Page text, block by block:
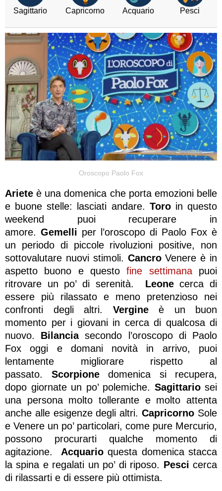
Sagittario Capricorno Acquario Pesci
Oroscopo Paolo Fox
Ariete è una domenica che porta emozioni belle
e buone stelle: lasciati andare. Toroin questo
weekend puoi recuperare in
amore. Gemelli per l’oroscopo di Paolo Fox è
un periodo di piccole rivoluzioni positive, non
sottovalutare nuovi stimoli. CancroVenere è in
aspetto buono e questofine settimanapuoi
ritrovare un po’ di serenità. Leonecerca di
essere più rilassato e meno pretenzioso nei
confronti degli altri. Vergineè un buon
momento per i giovani in cerca di qualcosa di
nuovo. Bilanciasecondo l’oroscopo di Paolo
Fox oggi e domani novità in arrivo, puoi
lentamente migliorare rispetto al
passato. Scorpionedomenica si recupera,
dopo giornate un po’ polemiche. Sagittariosei
una persona molto tollerante e molto attenta
anche alle esigenze degli altri.Capricorno Sole
e Venere un po’ particolari, come pure Mercurio,
possono procurarti qualche momento di
agitazione. Acquarioquesta domenica stacca
la spina e regalati un po’ di riposo. Pescicerca
di rilassarti e di essere più ottimista.